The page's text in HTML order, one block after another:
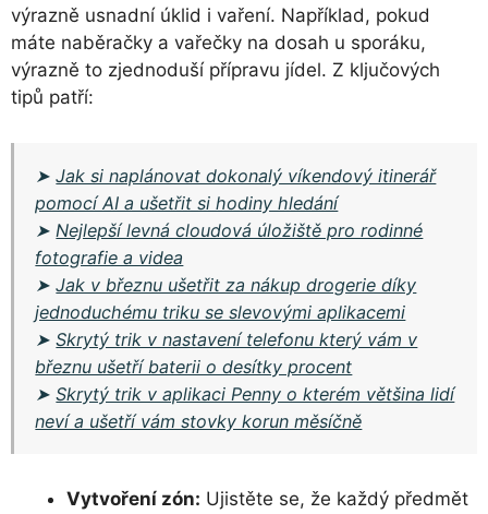
výrazně usnadní úklid i vaření. Například, pokud
máte naběračky a vařečky na dosah u sporáku,
výrazně to zjednoduší přípravu jídel. Z ključových
tipů patří:
➤Jak si naplánovat dokonalý víkendový itinerář
pomocí AI a ušetřit si hodiny hledání
➤ Nejlepší levná cloudová úložiště pro rodinné
fotografie a videa
➤Jak v březnu ušetřit za nákup drogerie díky
jednoduchému triku se slevovými aplikacemi
➤Skrytý trik v nastavení telefonu který vám v
březnu ušetří baterii o desítky procent
➤Skrytý trik v aplikaci Penny o kterém většina lidí
neví a ušetří vám stovky korun měsíčně
Vytvoření zón: Ujistěte se, že každý předmět